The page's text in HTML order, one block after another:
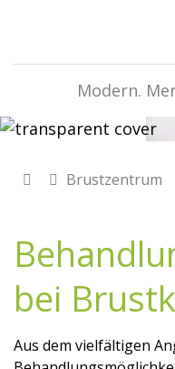
Modern.
Brustzentrum
bei
Aus dem vielfältigen